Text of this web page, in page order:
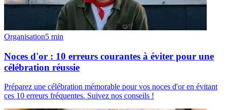
Organisation5 min
Noces d'or : 10 erreurs courantes à éviter pour une
célébration réussie
Préparez une célébration mémorable pour vos noces d'or en évitant
ces 10 erreurs fréquentes. Suivez nos conseils !